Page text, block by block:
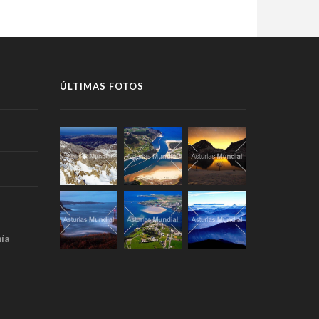
ÚLTIMAS FOTOS